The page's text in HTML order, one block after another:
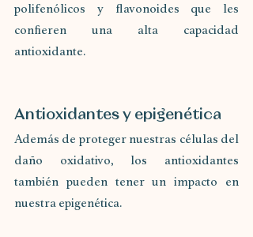
polifenólicos y flavonoides que les
confieren una alta capacidad
antioxidante.
Antioxidantes y epigenética
Además de proteger nuestras células del
daño oxidativo, los antioxidantes
también pueden tener un impacto en
nuestra epigenética.